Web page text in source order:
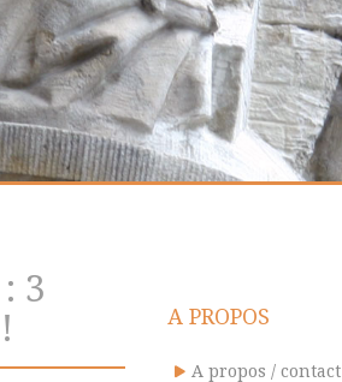
3
A PROPOS
A propos / contact